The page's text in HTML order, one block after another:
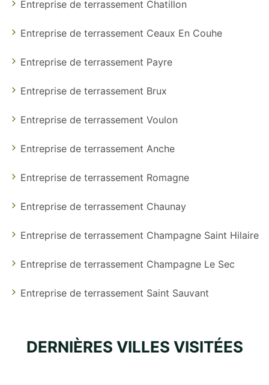
Entreprise de terrassement Chatillon
Entreprise de terrassement Ceaux En Couhe
Entreprise de terrassement Payre
Entreprise de terrassement Brux
Entreprise de terrassement Voulon
Entreprise de terrassement Anche
Entreprise de terrassement Romagne
Entreprise de terrassement Chaunay
Entreprise de terrassement Champagne Saint Hilaire
Entreprise de terrassement Champagne Le Sec
Entreprise de terrassement Saint Sauvant
DERNIÈRES VILLES VISITÉES